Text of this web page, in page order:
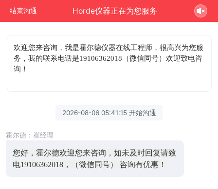
结束沟通 Horde仪器正在为您服务
欢迎您来咨询 ，我是霍尔德仪器在线工程师，很高兴为您服
务，我的联系电话是19106362018（微信同号）欢迎致电咨
询！
2026-08-06 05:41:15 开始沟通
霍尔德：崔经理
您好，霍尔德欢迎您来咨询，如未及时回复请致
电19106362018，（微信同号） 咨询有优惠！